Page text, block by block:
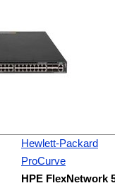
Hewlett-Packard
ProCurve
HPE FlexNetwork